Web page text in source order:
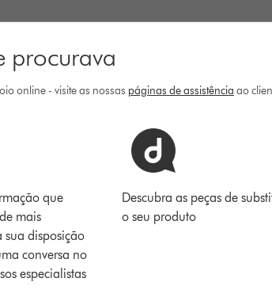
procurava
online - visite as nossas páginas de assistência ao
que
mais
sua disposição
conversa no
especialistas
Descubra as peças de
o seu produto